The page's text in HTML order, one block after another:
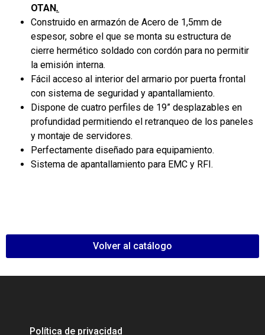
OTAN.
Construido en armazón de Acero de 1,5mm de
espesor, sobre el que se monta su estructura de
cierre hermético soldado con cordón para no permitir
la emisión interna.
Fácil acceso al interior del armario por puerta frontal
con sistema de seguridad y apantallamiento.
Dispone de cuatro perfiles de 19” desplazables en
profundidad permitiendo el retranqueo de los paneles
y montaje de servidores.
Perfectamente diseñado para equipamiento.
Sistema de apantallamiento para EMC y RFI.
Volver al catálogo
Política de privacidad